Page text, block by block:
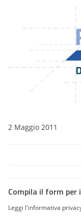
2 Maggio 2011
Compila il form
Leggi l'informativa